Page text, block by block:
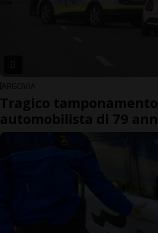
ARGOVIA
Tragico
automobilista di 79